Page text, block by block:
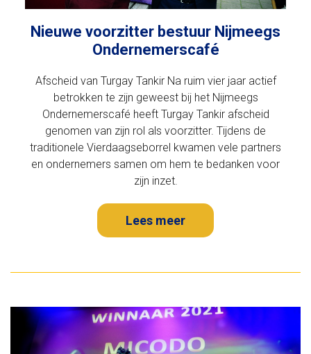
Nieuwe voorzitter bestuur Nijmeegs
Ondernemerscafé
Afscheid van Turgay Tankir Na ruim vier jaar actief
betrokken te zijn geweest bij het Nijmeegs
Ondernemerscafé heeft Turgay Tankir afscheid
genomen van zijn rol als voorzitter. Tijdens de
traditionele Vierdaagseborrel kwamen vele partners
en ondernemers samen om hem te bedanken voor
zijn inzet.
Lees meer